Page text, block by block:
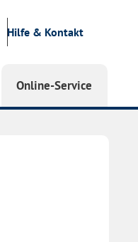
Hilfe & Kontakt
Online-Service